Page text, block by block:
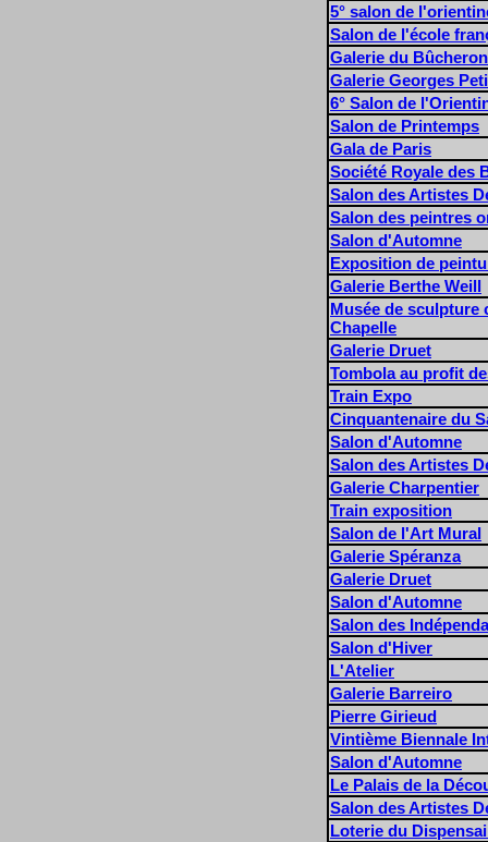
5° salon de
Salon de l'école
Galerie du Bûcheron
Galerie Georges
6° Salon de
Salon de Printemps
Gala de Paris
Société Royale des
Salon des Artistes
Salon des peintres
Salon d'Automne
Exposition de
Galerie Berthe Weill
Musée de sculpture
Chapelle
Galerie Druet
Tombola au profit
Train Expo
Cinquantenaire du
Salon d'Automne
Salon des Artistes
Galerie Charpentier
Train exposition
Salon de l'Art Mural
Galerie Spéranza
Galerie Druet
Salon d'Automne
Salon des
Salon d'Hiver
L'Atelier
Galerie Barreiro
Pierre Girieud
Vintième Biennale
Salon d'Automne
Le Palais de la
Salon des Artistes
Loterie du